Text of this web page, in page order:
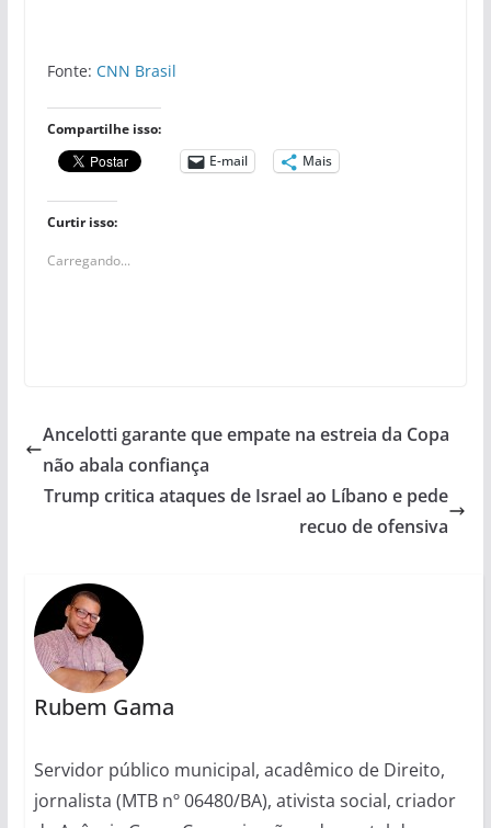
Fonte: CNN Brasil
Compartilhe isso:
E-mail
Mais
Curtir isso:
Carregando...
Ancelotti garante que empate na estreia da Copa
não abala confiança
Trump critica ataques de Israel ao Líbano e pede
recuo de ofensiva
Rubem Gama
Servidor público municipal, acadêmico de Direito,
jornalista (MTB nº 06480/BA), ativista social, criador